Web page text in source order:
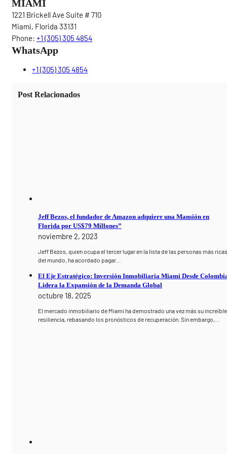
MIAMI
1221 Brickell Ave Suite # 710
Miami, Florida 33131
Phone: +1 (305) 305 4854
WhatsApp
+1 (305) 305 4854
Post Relacionados
Jeff Bezos, el fundador de Amazon adquiere una Mansión en
Florida por US$79 Millones”
noviembre 2, 2023
Jeff Bezos, quien ocupa el tercer lugar en la lista de las personas más
del mundo, ha acordado pagar…
El Eje Estratégico: Inversión Inmobiliaria Miami Desde
Lidera la Expansión de la Demanda Global
octubre 18, 2025
El mercado inmobiliario de Miami ha demostrado una vez más su increíble
resiliencia, rebasando los pronósticos de recuperación. Sin embargo,…